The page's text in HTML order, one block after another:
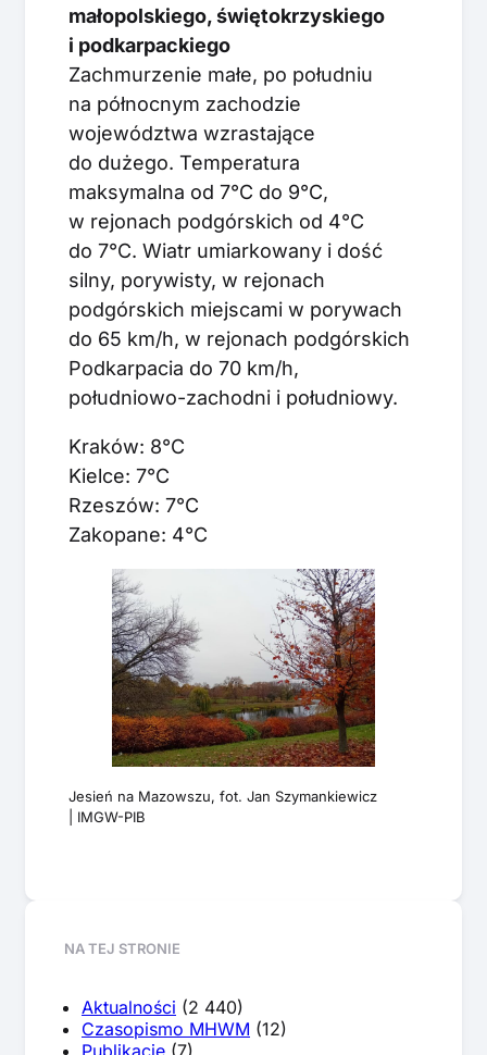
małopolskiego, świętokrzyskiego
i podkarpackiego
Zachmurzenie małe, po południu
na północnym zachodzie
województwa wzrastające
do dużego. Temperatura
maksymalna od 7°C do 9°C,
w rejonach podgórskich od 4°C
do 7°C. Wiatr umiarkowany i dość
silny, porywisty, w rejonach
podgórskich miejscami w porywach
do 65 km/h, w rejonach podgórskich
Podkarpacia do 70 km/h,
południowo-zachodni i południowy.
Kraków: 8°C
Kielce: 7°C
Rzeszów: 7°C
Zakopane: 4°C
Jesień na Mazowszu, fot. Jan Szymankiewicz
| IMGW-PIB
NA TEJ STRONIE
Aktualności (2 440)
Czasopismo MHWM (12)
Publikacje (7)